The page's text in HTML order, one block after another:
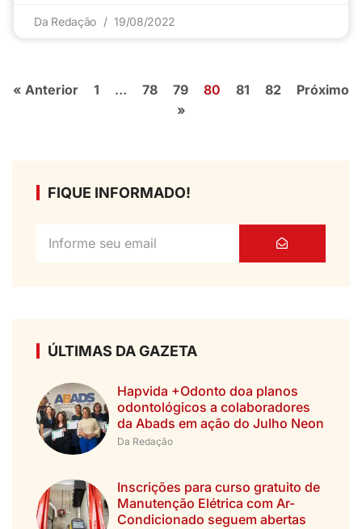
Da Redação 19/08/2022
« Anterior 1 … 78 79 80 81 82
Próximo
»
FIQUE INFORMADO!
ÚLTIMAS DA GAZETA
Hapvida +Odonto doa planos
odontológicos a colaboradores
da Abads em ação do Julho Neon
Da Redação
Inscrições para curso gratuito de
Manutenção Elétrica com Ar-
Condicionado seguem abertas